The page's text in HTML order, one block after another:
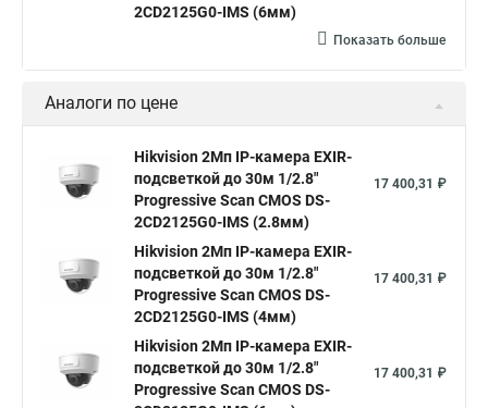
2CD2125G0-IMS (6мм)
Показать больше
Аналоги по цене
Hikvision 2Мп IP-камера EXIR-
подсветкой до 30м 1/2.8"
Progressive Scan CMOS DS-
2CD2125G0-IMS (2.8мм)
17 400,31 ₽
Hikvision 2Мп IP-камера EXIR-
подсветкой до 30м 1/2.8"
Progressive Scan CMOS DS-
2CD2125G0-IMS (4мм)
17 400,31 ₽
Hikvision 2Мп IP-камера EXIR-
подсветкой до 30м 1/2.8"
Progressive Scan CMOS DS-
17 400,31 ₽